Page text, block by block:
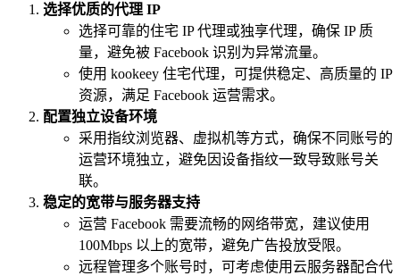
选择优质的代理 IP
选择可靠的住宅 IP 代理或独享代理，确保 IP 质
量，避免被 Facebook 识别为异常流量。
使用 kookeey 住宅代理，可提供稳定、高质量的 IP
资源，满足 Facebook 运营需求。
配置独立设备环境
采用指纹浏览器、虚拟机等方式，确保不同账号的
运营环境独立，避免因设备指纹一致导致账号关
联。
稳定的宽带与服务器支持
运营 Facebook 需要流畅的网络带宽，建议使用
100Mbps 以上的宽带，避免广告投放受限。
远程管理多个账号时，可考虑使用云服务器配合代